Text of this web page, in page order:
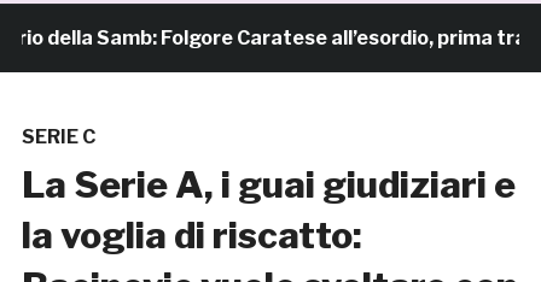
della Samb: Folgore Caratese all’esordio, prima
SERIE C
La Serie A, i guai giudiziari e
la voglia di riscatto: